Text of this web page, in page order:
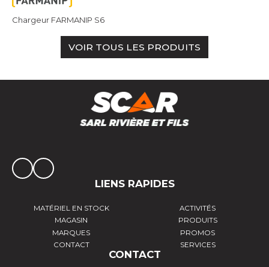
Chargeur FARMANIP S6
VOIR TOUS LES PRODUITS
LIENS RAPIDES
MATÉRIEL EN STOCK
ACTIVITÉS
MAGASIN
PRODUITS
MARQUES
PROMOS
CONTACT
SERVICES
CONTACT